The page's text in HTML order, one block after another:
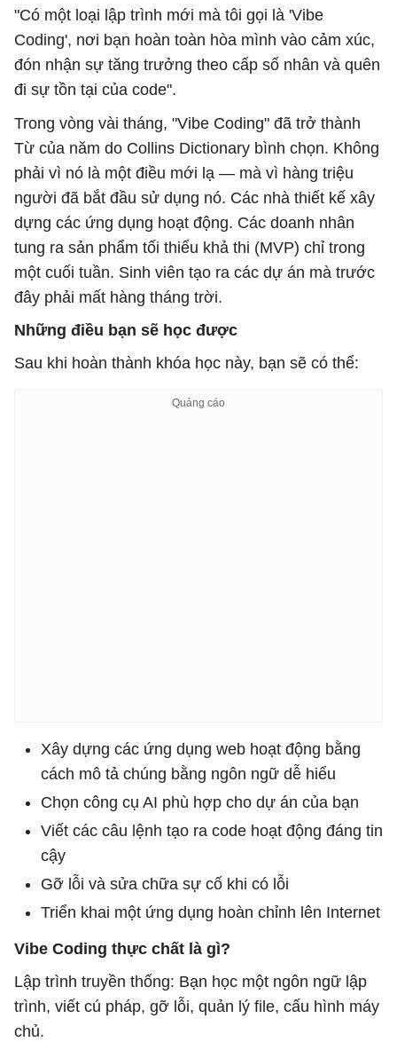
"Có một loại lập trình mới mà tôi gọi là 'Vibe
Coding', nơi bạn hoàn toàn hòa mình vào cảm xúc,
đón nhận sự tăng trưởng theo cấp số nhân và quên
đi sự tồn tại của code".
Trong vòng vài tháng, "Vibe Coding" đã trở thành
Từ của năm do Collins Dictionary bình chọn. Không
phải vì nó là một điều mới lạ — mà vì hàng triệu
người đã bắt đầu sử dụng nó. Các nhà thiết kế xây
dựng các ứng dụng hoạt động. Các doanh nhân
tung ra sản phẩm tối thiểu khả thi (MVP) chỉ trong
một cuối tuần. Sinh viên tạo ra các dự án mà trước
đây phải mất hàng tháng trời.
Những điều bạn sẽ học được
Sau khi hoàn thành khóa học này, bạn sẽ có thể:
Xây dựng các ứng dụng web hoạt động bằng
cách mô tả chúng bằng ngôn ngữ dễ hiểu
Chọn công cụ AI phù hợp cho dự án của bạn
Viết các câu lệnh tạo ra code hoạt động đáng tin
cậy
Gỡ lỗi và sửa chữa sự cố khi có lỗi
Triển khai một ứng dụng hoàn chỉnh lên Internet
Vibe Coding thực chất là gì?
Lập trình truyền thống: Bạn học một ngôn ngữ lập
trình, viết cú pháp, gỡ lỗi, quản lý file, cấu hình máy
chủ.